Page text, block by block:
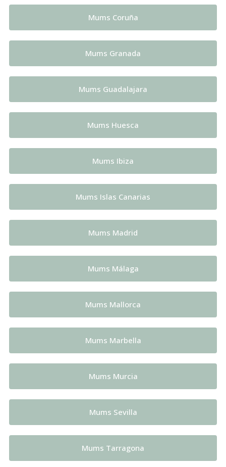
Mums Coruña
Mums Granada
Mums Guadalajara
Mums Huesca
Mums Ibiza
Mums Islas Canarias
Mums Madrid
Mums Málaga
Mums Mallorca
Mums Marbella
Mums Murcia
Mums Sevilla
Mums Tarragona